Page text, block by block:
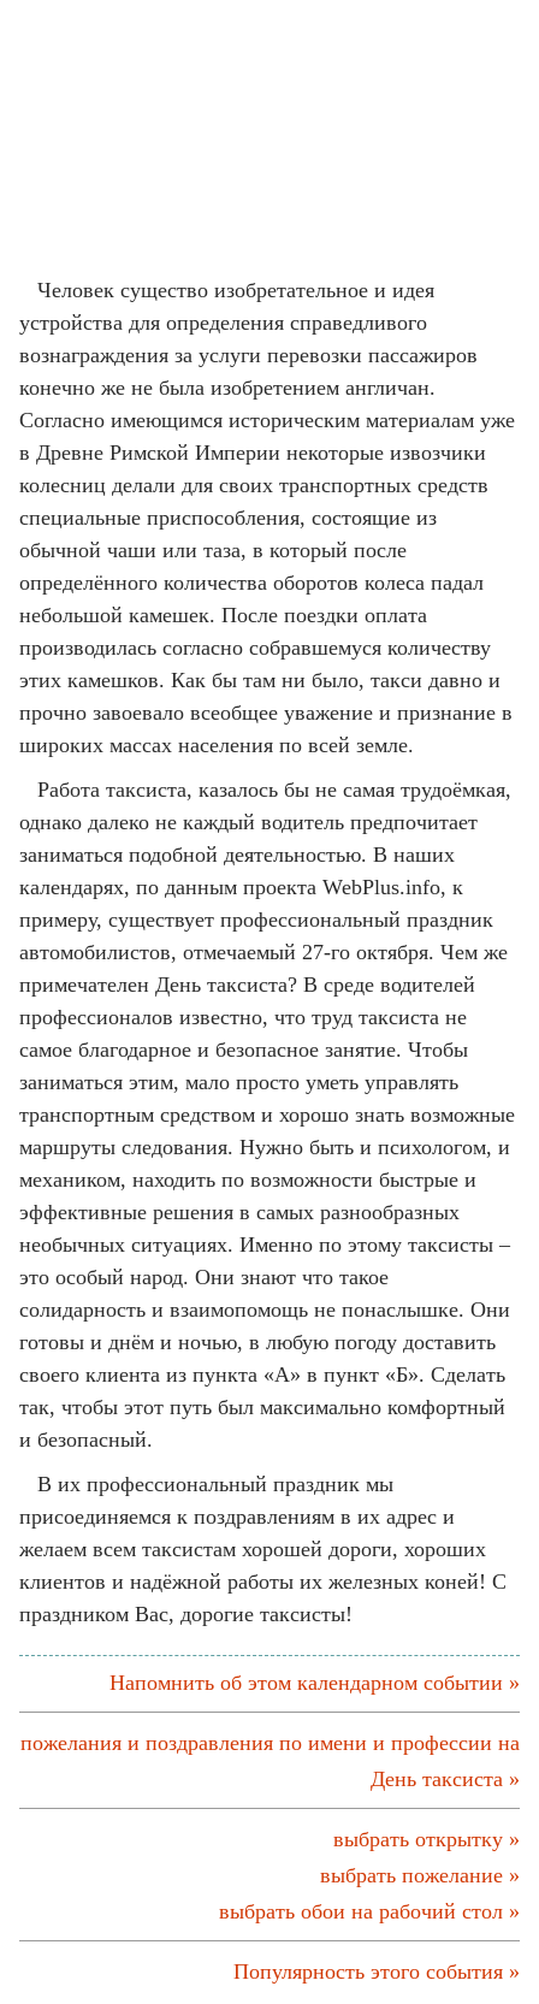
Человек существо изобретательное и идея
устройства для определения справедливого
вознаграждения за услуги перевозки пассажиров
конечно же не была изобретением англичан.
Согласно имеющимся историческим материалам уже
в Древне Римской Империи некоторые извозчики
колесниц делали для своих транспортных средств
специальные приспособления, состоящие из
обычной чаши или таза, в который после
определённого количества оборотов колеса падал
небольшой камешек. После поездки оплата
производилась согласно собравшемуся количеству
этих камешков. Как бы там ни было, такси давно и
прочно завоевало всеобщее уважение и признание в
широких массах населения по всей земле.
Работа таксиста, казалось бы не самая трудоёмкая,
однако далеко не каждый водитель предпочитает
заниматься подобной деятельностью. В наших
календарях, по данным проекта WebPlus.info, к
примеру, существует профессиональный праздник
автомобилистов, отмечаемый 27-го октября. Чем же
примечателен День таксиста? В среде водителей
профессионалов известно, что труд таксиста не
самое благодарное и безопасное занятие. Чтобы
заниматься этим, мало просто уметь управлять
транспортным средством и хорошо знать возможные
маршруты следования. Нужно быть и психологом, и
механиком, находить по возможности быстрые и
эффективные решения в самых разнообразных
необычных ситуациях. Именно по этому таксисты –
это особый народ. Они знают что такое
солидарность и взаимопомощь не понаслышке. Они
готовы и днём и ночью, в любую погоду доставить
своего клиента из пункта «А» в пункт «Б». Сделать
так, чтобы этот путь был максимально комфортный
и безопасный.
В их профессиональный праздник мы
присоединяемся к поздравлениям в их адрес и
желаем всем таксистам хорошей дороги, хороших
клиентов и надёжной работы их железных коней! С
праздником Вас, дорогие таксисты!
Напомнить об этом календарном событии »
пожелания и поздравления по имени и профессии на
День таксиста »
выбрать открытку »
выбрать пожелание »
выбрать обои на рабочий стол »
Популярность этого события »